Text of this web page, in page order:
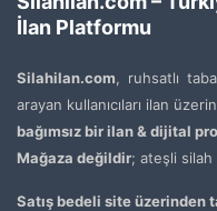
İlan Platformu
Silahilan.com, ruhsatlı
arayan kullanıcıları ilan
bağımsız bir ilan & dijital
Mağaza değildir; ateşli silah
Satış bedeli site üzerinden